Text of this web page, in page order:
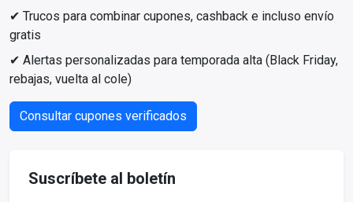
✔ Trucos para combinar cupones, cashback e incluso envío
gratis
✔ Alertas personalizadas para temporada alta (Black Friday,
rebajas, vuelta al cole)
Consultar cupones verificados
Suscríbete al boletín